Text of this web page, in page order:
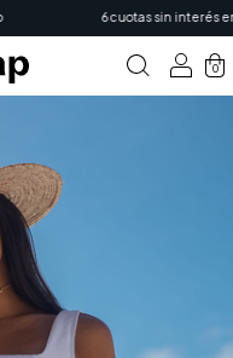
6 cuotas sin interés en
0